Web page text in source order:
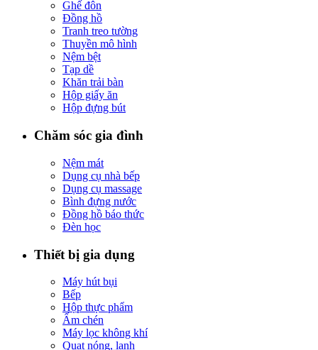
Ghế đôn
Đồng hồ
Tranh treo tường
Thuyền mô hình
Nệm bệt
Tạp dề
Khăn trải bàn
Hộp giấy ăn
Hộp đựng bút
Chăm sóc gia đình
Nệm mát
Dụng cụ nhà bếp
Dụng cụ massage
Bình đựng nước
Đồng hồ báo thức
Đèn học
Thiết bị gia dụng
Máy hút bụi
Bếp
Hộp thực phẩm
Ấm chén
Máy lọc không khí
Quạt nóng, lạnh